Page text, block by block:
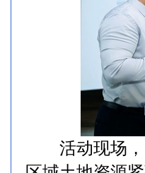
活动现场，